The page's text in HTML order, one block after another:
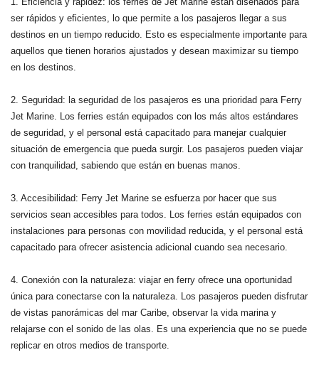
ser rápidos y eficientes, lo que permite a los pasajeros llegar a sus
destinos en un tiempo reducido. Esto es especialmente importante para
aquellos que tienen horarios ajustados y desean maximizar su tiempo
en los destinos.
2. Seguridad: la seguridad de los pasajeros es una prioridad para Ferry
Jet Marine. Los ferries están equipados con los más altos estándares
de seguridad, y el personal está capacitado para manejar cualquier
situación de emergencia que pueda surgir. Los pasajeros pueden viajar
con tranquilidad, sabiendo que están en buenas manos.
3. Accesibilidad: Ferry Jet Marine se esfuerza por hacer que sus
servicios sean accesibles para todos. Los ferries están equipados con
instalaciones para personas con movilidad reducida, y el personal está
capacitado para ofrecer asistencia adicional cuando sea necesario.
4. Conexión con la naturaleza: viajar en ferry ofrece una oportunidad
única para conectarse con la naturaleza. Los pasajeros pueden disfrutar
de vistas panorámicas del mar Caribe, observar la vida marina y
relajarse con el sonido de las olas. Es una experiencia que no se puede
replicar en otros medios de transporte.